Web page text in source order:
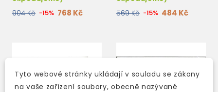
904 Kč -15% 768 Kč 569 Kč -15% 484 Kč
Tyto webové stránky ukládají v souladu se zákony
na vaše zařízení soubory, obecně nazývané